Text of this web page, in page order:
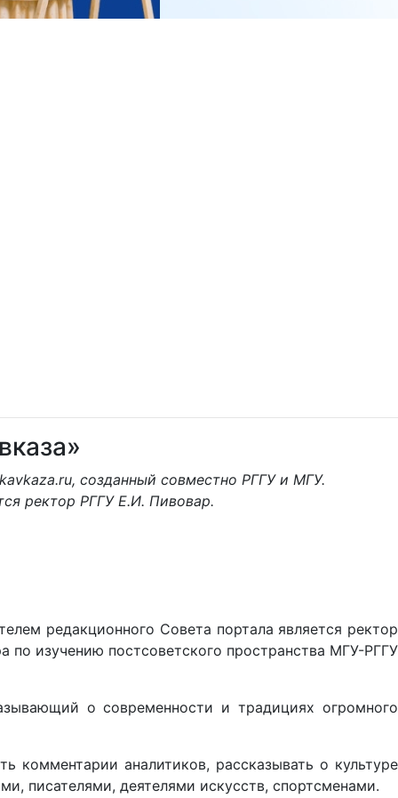
созданный совместно РГГУ и МГУ.
ректор РГГУ Е.И. Пивовар.
редакционного Совета портала является ректор
по изучению постсоветского пространства МГУ-РГГУ
о современности и традициях огромного
комментарии аналитиков, рассказывать о культуре
писателями, деятелями искусств, спортсменами.